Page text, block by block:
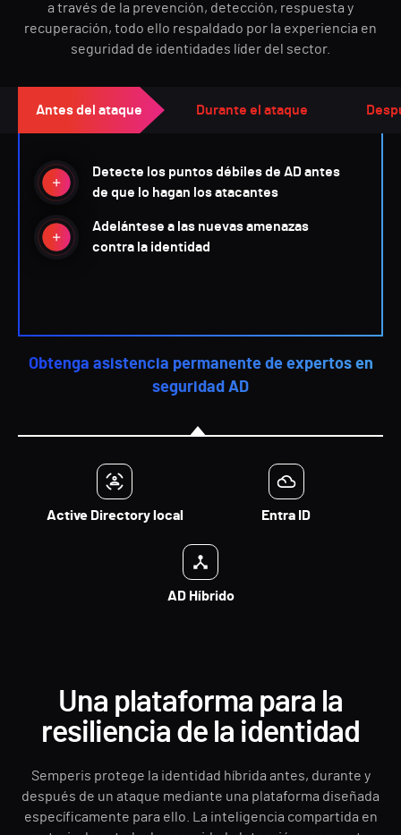
a través de la prevención, detección, respuesta y
recuperación, todo ello respaldado por la experiencia en
seguridad de identidades líder del sector.
Durante el ataque
Antes del ataque
Detecte los puntos débiles de AD antes
de que lo hagan los atacantes
Adelántese a las nuevas amenazas
contra la identidad
Obtenga asistencia permanente de expertos en
seguridad AD
Active Directory local Entra ID
AD Híbrido
Una plataforma para la
resiliencia de la identidad
Semperis protege la identidad híbrida antes, durante y
después de un ataque mediante una plataforma diseñada
específicamente para ello. La inteligencia compartida en